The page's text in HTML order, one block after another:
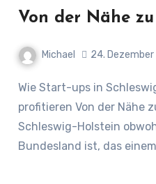
Von der Nähe
Michael 24.
Wie Start-ups in Schleswig-Holstein von der Nähe zu Hamburg
profitieren Von der Nähe
Schleswig-Holstein
Bundesland ist, das